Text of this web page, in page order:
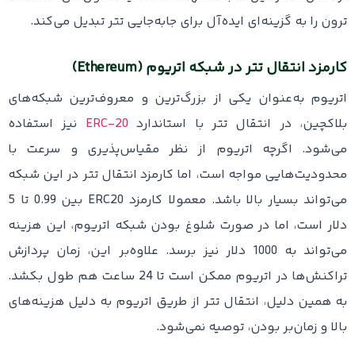
ترون را به گزینه‌ای ایده‌آل برای جابه‌جایی تتر تبدیل می‌کند.
کارمزد انتقال تتر در شبکه اتریوم (Ethereum)
اتریوم به‌عنوان یکی از بزرگ‌ترین و معروف‌ترین شبکه‌های
بلاکچین، در انتقال تتر با استاندارد ERC-20 نیز استفاده
می‌شود. اگرچه اتریوم از نظر مقیاس‌پذیری و سرعت با
محدودیت‌هایی مواجه است، اما کارمزد انتقال تتر در این شبکه
می‌تواند بسیار بالا باشد. معمولا کارمزد ERC20 بین 0.99 تا 5
دلار است، اما در صورت شلوغ بودن شبکه اتریوم، این هزینه
می‌تواند به 1000 دلار نیز برسد. علاوه‌بر این، زمان پردازش
تراکنش‌ها در اتریوم ممکن است تا 24 ساعت هم طول بکشد.
به همین دلیل، انتقال تتر از طریق اتریوم به دلیل هزینه‌های
بالا و زمان‌بر بودن، توصیه نمی‌شود.